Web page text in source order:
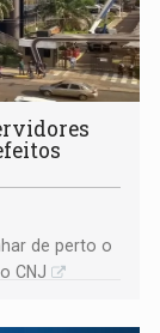
de perto o
CNJ